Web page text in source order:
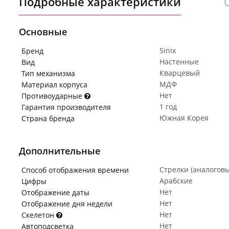
Основные
Бренд
Sinix
Вид
Настенные
Тип механизма
Кварцевый
Материал корпуса
МДФ
Противоударные
Нет
Гарантия производителя
1 год
Страна бренда
Южная Корея
Дополнительные
Способ отображения времени
Стрелки
Цифры
Арабские
Отображение даты
Нет
Отображение дня недели
Нет
Скелетон
Нет
Автоподсветка
Нет